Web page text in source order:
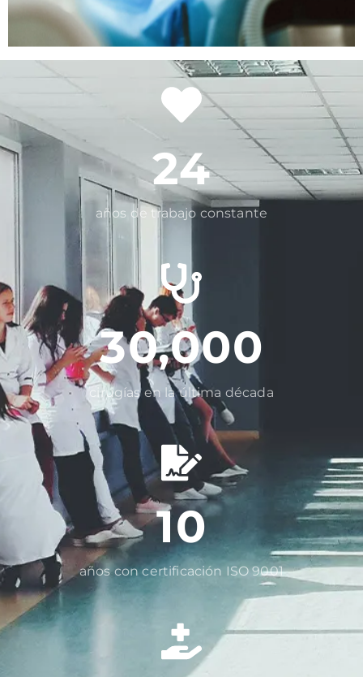
24
años de trabajo constante
30,000
cirugías en la última década
10
años con certificación ISO 9001